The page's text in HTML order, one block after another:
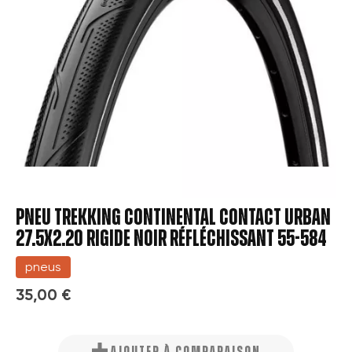
PNEU TREKKING CONTINENTAL CONTACT URBAN
27.5x2.20 RIGIDE NOIR RÉFLÉCHISSANT 55-584
pneus
35,00 €